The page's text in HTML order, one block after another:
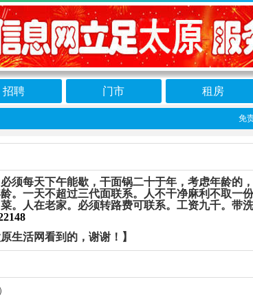
招聘 门市 租房
免责
须每天下午能歇，干面锅二十于年，考虑年龄的
。一天不超过三代面联系。人不干净麻利不取一
。人在老家。必须转路费可联系。工资九千。带洗
生活网看到的，谢谢！】